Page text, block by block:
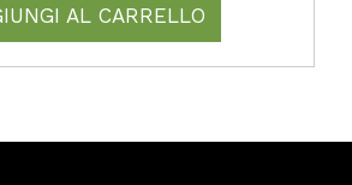
AL CARRELLO